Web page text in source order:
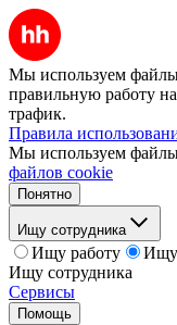
Мы используем файлы
правильную работу
трафик.
Правила
Мы используем
файлов cookie
Понятно
Ищу сотрудника
Ищу работу
Ищу
Ищу сотрудника
Сервисы
Помощь